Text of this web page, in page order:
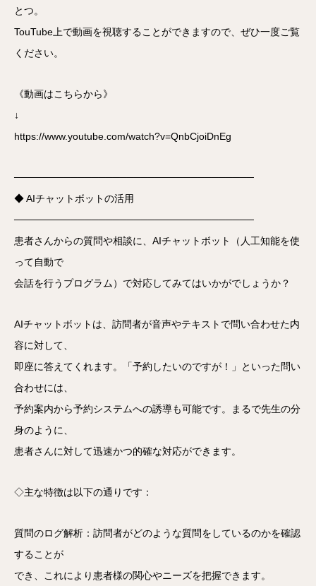
とつ。
TouTube上で動画を視聴することができますので、ぜひ一度ご覧
ください。
《動画はこちらから》
↓
https://www.youtube.com/watch?v=QnbCjoiDnEg
──────────────────────────────────
◆ AIチャットボットの活用
──────────────────────────────────
患者さんからの質問や相談に、AIチャットボット（人工知能を使
って自動で
会話を行うプログラム）で対応してみてはいかがでしょうか？
AIチャットボットは、訪問者が音声やテキストで問い合わせた内
容に対して、
即座に答えてくれます。「予約したいのですが！」といった問い
合わせには、
予約案内から予約システムへの誘導も可能です。まるで先生の分
身のように、
患者さんに対して迅速かつ的確な対応ができます。
◇主な特徴は以下の通りです：
質問のログ解析：訪問者がどのような質問をしているのかを確認
することが
でき、これにより患者様の関心やニーズを把握できます。